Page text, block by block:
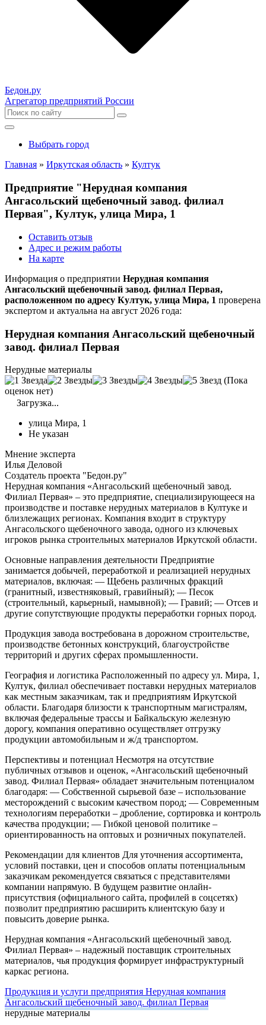
Бедон.ру
Агрегатор предприятий России
Выбрать город
Главная » Иркутская область » Култук
Предприятие "Нерудная компания
Ангасольский щебеночный завод. филиал
Первая", Култук, улица Мира, 1
Оставить отзыв
Адрес и режим работы
На карте
Информация о предприятии Нерудная компания
Ангасольский щебеночный завод. филиал Первая,
расположенном по адресу Култук, улица Мира, 1 проверена
экспертом и актуальна на август 2026 года:
Нерудная компания Ангасольский щебеночный
завод. филиал Первая
Нерудные материалы
(Пока
оценок нет)
Загрузка...
улица Мира, 1
Не указан
Мнение эксперта
Илья Деловой
Создатель проекта "Бедон.ру"
Нерудная компания «Ангасольский щебеночный завод.
Филиал Первая» – это предприятие, специализирующееся на
производстве и поставке нерудных материалов в Култуке и
близлежащих регионах. Компания входит в структуру
Ангасольского щебеночного завода, одного из ключевых
игроков рынка строительных материалов Иркутской области.
Основные направления деятельности Предприятие
занимается добычей, переработкой и реализацией нерудных
материалов, включая: — Щебень различных фракций
(гранитный, известняковый, гравийный); — Песок
(строительный, карьерный, намывной); — Гравий; — Отсев и
другие сопутствующие продукты переработки горных пород.
Продукция завода востребована в дорожном строительстве,
производстве бетонных конструкций, благоустройстве
территорий и других сферах промышленности.
География и логистика Расположенный по адресу ул. Мира, 1,
Култук, филиал обеспечивает поставки нерудных материалов
как местным заказчикам, так и предприятиям Иркутской
области. Благодаря близости к транспортным магистралям,
включая федеральные трассы и Байкальскую железную
дорогу, компания оперативно осуществляет отгрузку
продукции автомобильным и ж/д транспортом.
Перспективы и потенциал Несмотря на отсутствие
публичных отзывов и оценок, «Ангасольский щебеночный
завод. Филиал Первая» обладает значительным потенциалом
благодаря: — Собственной сырьевой базе – использование
месторождений с высоким качеством пород; — Современным
технологиям переработки – дробление, сортировка и контроль
качества продукции; — Гибкой ценовой политике –
ориентированность на оптовых и розничных покупателей.
Рекомендации для клиентов Для уточнения ассортимента,
условий поставки, цен и способов оплаты потенциальным
заказчикам рекомендуется связаться с представителями
компании напрямую. В будущем развитие онлайн-
присутствия (официального сайта, профилей в соцсетях)
позволит предприятию расширить клиентскую базу и
повысить доверие рынка.
Нерудная компания «Ангасольский щебеночный завод.
Филиал Первая» – надежный поставщик строительных
материалов, чья продукция формирует инфраструктурный
каркас региона.
Продукция и услуги предприятия Нерудная компания
Ангасольский щебеночный завод. филиал Первая
нерудные материалы